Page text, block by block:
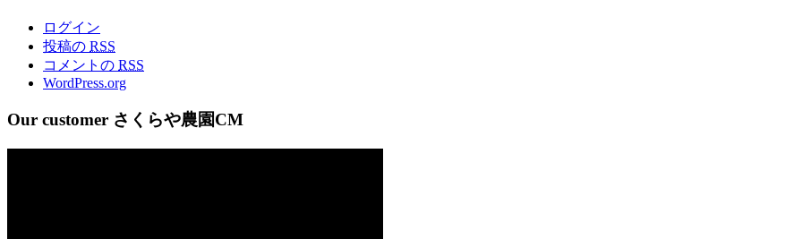
ログイン
投稿の RSS
コメントの RSS
WordPress.org
Our customer さくらや農園CM